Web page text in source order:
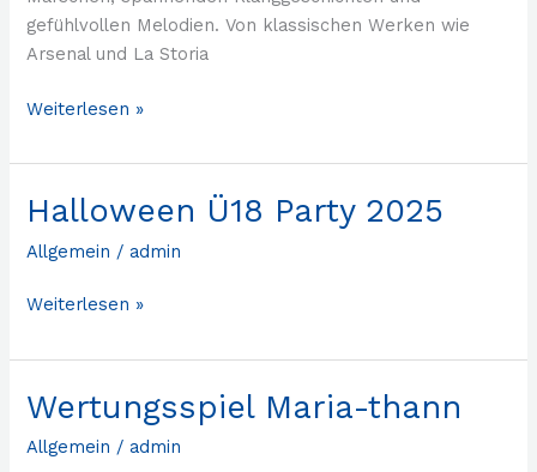
gefühlvollen Melodien. Von klassischen Werken wie
Arsenal und La Storia
Weiterlesen »
Halloween Ü18 Party 2025
Allgemein / admin
Halloween
Party
Weiterlesen »
Wertungsspiel Maria-thann
Allgemein / admin
Wertungsspiel
thann